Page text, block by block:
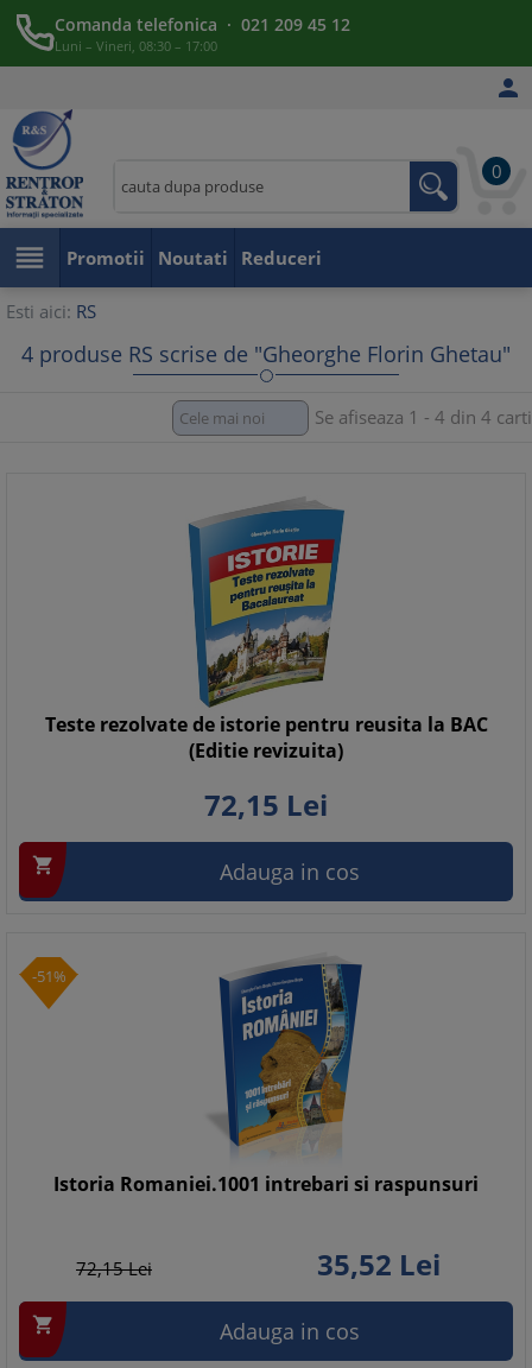
Comanda telefonica · 021 209 45 12
Luni – Vineri, 08:30 – 17:00

0
 Promotii Noutati Reduceri
Esti aici: RS
4 produse RS scrise de "Gheorghe Florin Ghetau"
Se afiseaza 1 - 4 din 4 carti
Teste rezolvate de istorie pentru reusita la BAC
(Editie revizuita)
72,15 Lei
 Adauga in cos
-51%
Istoria Romaniei.1001 intrebari si raspunsuri
72,15Lei 35,52 Lei
 Adauga in cos